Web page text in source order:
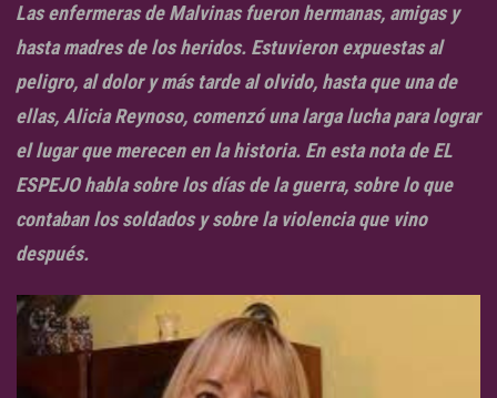
Las enfermeras de Malvinas fueron hermanas, amigas y
hasta madres de los heridos. Estuvieron expuestas al
peligro, al dolor y más tarde al olvido, hasta que una de
ellas, Alicia Reynoso, comenzó una larga lucha para lograr
el lugar que merecen en la historia. En esta nota de EL
ESPEJO habla sobre los días de la guerra, sobre lo que
contaban los soldados y sobre la violencia que vino
después.